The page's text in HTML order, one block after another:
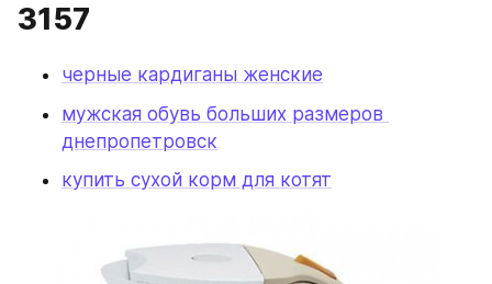
3157
черные кардиганы женские
мужская обувь больших размеров
днепропетровск
купить сухой корм для котят